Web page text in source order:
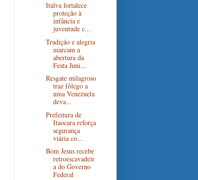
Italva fortalece
proteção à
infância e
juventude c...
Tradição e alegria
marcam a
abertura da
Festa Juni...
Resgate milagroso
traz fôlego a
uma Venezuela
deva...
Prefeitura de
Itaocara reforça
segurança
viária co...
Bom Jesus recebe
retroescavadeir
a do Governo
Federal